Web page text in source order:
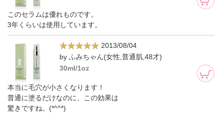
このセラムは優れものです。
3年くらいは使用しています。
2013/08/04
by ふみちゃん(女性,普通肌,48才)
30ml/1oz
本当に毛穴が小さくなります！
普通に塗るだけなのに、この効果は
驚きですね。(*^^*)